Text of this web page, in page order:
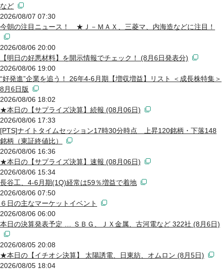
など
2026/08/07 07:30
今朝の注目ニュース！ ★Ｊ－ＭＡＸ、三菱マ、内海造などに注目！
2026/08/06 20:00
【明日の好悪材料】を開示情報でチェック！ (8月6日発表分)
2026/08/06 19:00
“好発進”企業を追う！ 26年4-6月期【増収増益】リスト ＜成長株特集＞
8月6日版
2026/08/06 18:02
★本日の【サプライズ決算】続報 (08月06日)
2026/08/06 17:33
[PTS]ナイトタイムセッション17時30分時点 上昇120銘柄・下落148
銘柄（東証終値比）
2026/08/06 16:36
★本日の【サプライズ決算】速報 (08月06日)
2026/08/06 15:34
長谷工、4-6月期(1Q)経常は59％増益で着地
2026/08/06 07:50
６日の主なマーケットイベント
2026/08/06 06:00
本日の決算発表予定 … ＳＢＧ、ＪＸ金属、古河電など 322社 (8月6日)
2026/08/05 20:08
★本日の【イチオシ決算】 太陽誘電、日東紡、オムロン (8月5日)
2026/08/05 18:04